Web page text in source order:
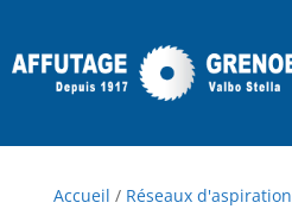
Accueil / Réseaux d'aspiration